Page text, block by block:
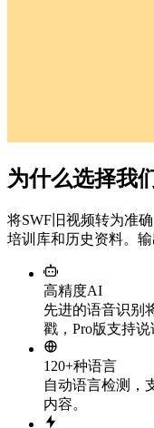
为什么选择我
将SWF旧视频转为准
培训库和历史资料。
高精度AI
先进的语音识别
戳，Pro版支持说
120+种语言
自动语言检测，
内容。